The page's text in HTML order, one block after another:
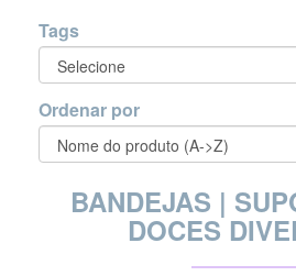
Tags
Ordenar por
BANDEJAS |
DOCES